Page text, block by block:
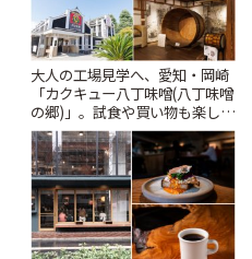
大人の工場見学へ、愛知・岡崎
「カクキュー八丁味噌(八丁味噌
の郷)」。試食や買い物も楽しみ
♪ | ことりっぷ